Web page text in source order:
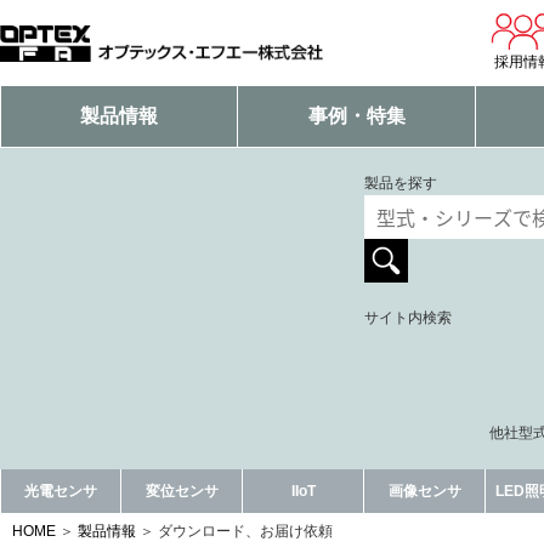
採用情
製品情報 事例・特集
製品を探す
サイト内検索
他社型
光電センサ 変位センサ IIoT 画像センサ LED照
HOME 製品情報 ダウンロード、お届け依頼